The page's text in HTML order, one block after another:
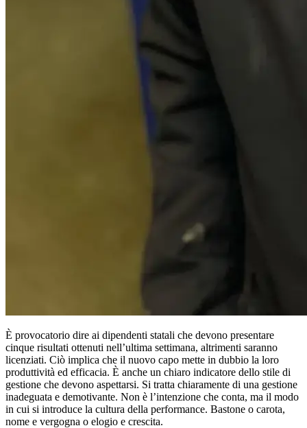
È provocatorio dire ai dipendenti statali che devono presentare
cinque risultati ottenuti nell’ultima settimana, altrimenti saranno
licenziati. Ciò implica che il nuovo capo mette in dubbio la loro
produttività ed efficacia. È anche un chiaro indicatore dello stile di
gestione che devono aspettarsi. Si tratta chiaramente di una gestione
inadeguata e demotivante. Non è l’intenzione che conta, ma il modo
in cui si introduce la cultura della performance. Bastone o carota,
nome e vergogna o elogio e crescita.